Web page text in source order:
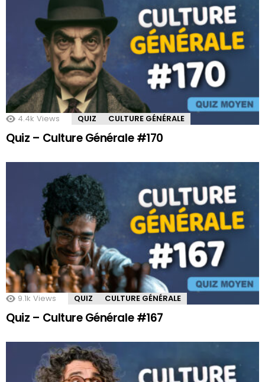
4.4k Views QUIZ CULTURE GÉNÉRALE
Quiz – Culture Générale #170
9.1k Views QUIZ CULTURE GÉNÉRALE
Quiz – Culture Générale #167